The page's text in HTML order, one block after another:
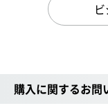
購入に関するお問